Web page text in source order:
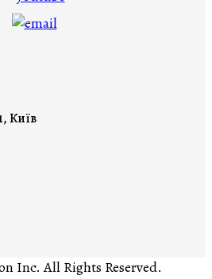
Київ
Inc. All Rights Reserved.